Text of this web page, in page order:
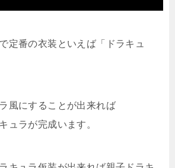
定番の衣装といえば「ドラキュ
風にすることが出来れば
ュラが完成います。